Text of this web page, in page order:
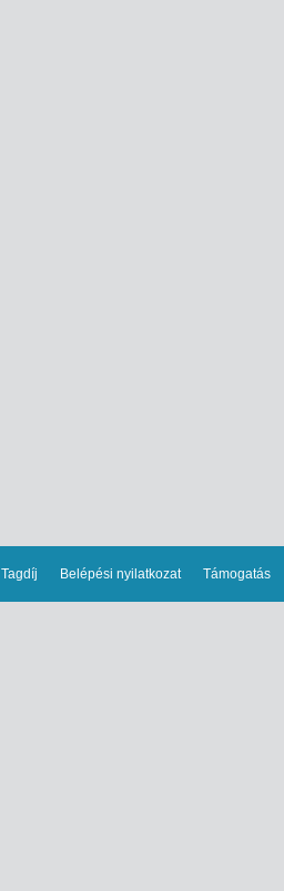
Tagdíj Belépési nyilatkozat Támogatás